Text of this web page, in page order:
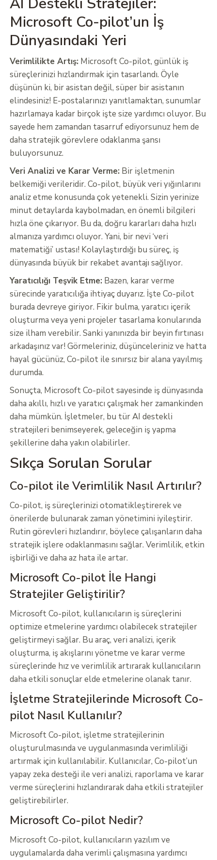
Microsoft Co-pilot’un İş
Dünyasındaki Yeri
Verimlilikte Artış: Microsoft Co-pilot, günlük iş
süreçlerinizi hızlandırmak için tasarlandı. Öyle
düşünün ki, bir asistan değil, süper bir asistanın
elindesiniz! E-postalarınızı yanıtlamaktan, sunumlar
hazırlamaya kadar birçok işte size yardımcı oluyor. Bu
sayede hem zamandan tasarruf ediyorsunuz hem de
daha stratejik görevlere odaklanma şansı
buluyorsunuz.
Veri Analizi ve Karar Verme: Bir işletmenin
belkemiği verileridir. Co-pilot, büyük veri yığınlarını
analiz etme konusunda çok yetenekli. Sizin yerinize
minut detaylarda kaybolmadan, en önemli bilgileri
hızla öne çıkarıyor. Bu da, doğru kararları daha hızlı
almanıza yardımcı oluyor. Yani, bir nevi ‘veri
matematiği’ ustası! Kolaylaştırdığı bu süreç, iş
dünyasında büyük bir rekabet avantajı sağlıyor.
Yaratıcılığı Teşvik Etme: Bazen, karar verme
sürecinde yaratıcılığa ihtiyaç duyarız. İşte Co-pilot
burada devreye giriyor. Fikir bulma, yaratıcı içerik
oluşturma veya yeni projeler tasarlama konularında
size ilham verebilir. Sanki yanınızda bir beyin fırtınası
arkadaşınız var! Görmeleriniz, düşünceleriniz ve hatta
hayal gücünüz, Co-pilot ile sınırsız bir alana yayılmış
durumda.
Sonuçta, Microsoft Co-pilot sayesinde iş dünyasında
daha akıllı, hızlı ve yaratıcı çalışmak her zamankinden
daha mümkün. İşletmeler, bu tür AI destekli
stratejileri benimseyerek, geleceğin iş yapma
şekillerine daha yakın olabilirler.
Sıkça Sorulan Sorular
Co-pilot ile Verimlilik Nasıl Artırılır?
Co-pilot, iş süreçlerinizi otomatikleştirerek ve
önerilerde bulunarak zaman yönetimini iyileştirir.
Rutin görevleri hızlandırır, böylece çalışanların daha
stratejik işlere odaklanmasını sağlar. Verimlilik, etkin
işbirliği ve daha az hata ile artar.
Microsoft Co-pilot İle Hangi
Stratejiler Geliştirilir?
Microsoft Co-pilot, kullanıcıların iş süreçlerini
optimize etmelerine yardımcı olabilecek stratejiler
geliştirmeyi sağlar. Bu araç, veri analizi, içerik
oluşturma, iş akışlarını yönetme ve karar verme
süreçlerinde hız ve verimlilik artırarak kullanıcıların
daha etkili sonuçlar elde etmelerine olanak tanır.
İşletme Stratejilerinde Microsoft Co-
pilot Nasıl Kullanılır?
Microsoft Co-pilot, işletme stratejilerinin
oluşturulmasında ve uygulanmasında verimliliği
artırmak için kullanılabilir. Kullanıcılar, Co-pilot’un
yapay zeka desteği ile veri analizi, raporlama ve karar
verme süreçlerini hızlandırarak daha etkili stratejiler
geliştirebilirler.
Microsoft Co-pilot Nedir?
Microsoft Co-pilot, kullanıcıların yazılım ve
uygulamalarda daha verimli çalışmasına yardımcı